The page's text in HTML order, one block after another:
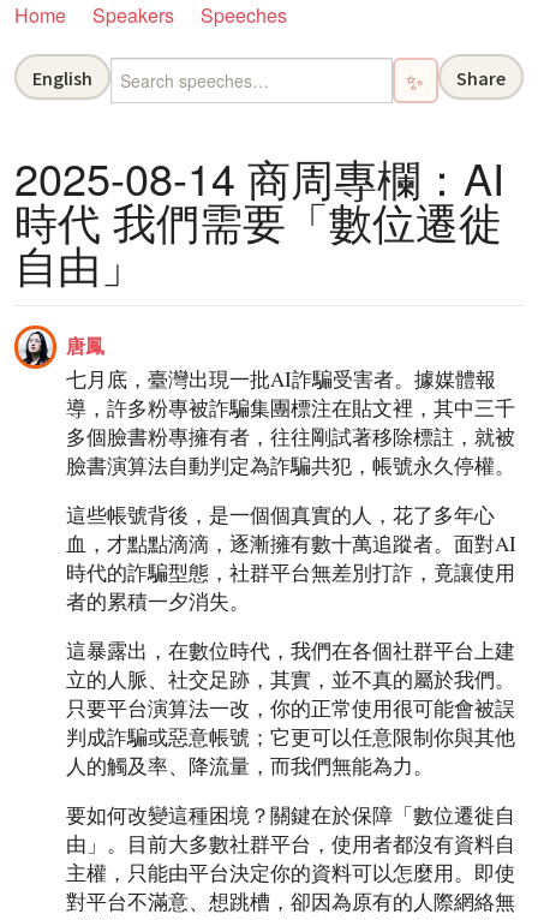
Home Speakers Speeches
English ✨ Share
2025-08-14 商周專欄：AI
時代 我們需要「數位遷徙
自由」
唐鳳
七月底，臺灣出現一批AI詐騙受害者。據媒體報
導，許多粉專被詐騙集團標注在貼文裡，其中三千
多個臉書粉專擁有者，往往剛試著移除標註，就被
臉書演算法自動判定為詐騙共犯，帳號永久停權。
這些帳號背後，是一個個真實的人，花了多年心
血，才點點滴滴，逐漸擁有數十萬追蹤者。面對AI
時代的詐騙型態，社群平台無差別打詐，竟讓使用
者的累積一夕消失。
這暴露出，在數位時代，我們在各個社群平台上建
立的人脈、社交足跡，其實，並不真的屬於我們。
只要平台演算法一改，你的正常使用很可能會被誤
判成詐騙或惡意帳號；它更可以任意限制你與其他
人的觸及率、降流量，而我們無能為力。
要如何改變這種困境？關鍵在於保障「數位遷徙自
由」。目前大多數社群平台，使用者都沒有資料自
主權，只能由平台決定你的資料可以怎麼用。即使
對平台不滿意、想跳槽，卻因為原有的人際網絡無